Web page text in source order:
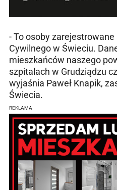
- To osoby
Cywilnego w Świeciu.
mieszkańców naszego
szpitalach w Grudziądzu
wyjaśnia Paweł Knapik,
Świecia.
REKLAMA